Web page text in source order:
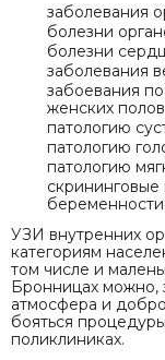
заболевания
болезни
болезни
заболевания
забоевания
женских
патологию
патологию
патологию
беременности.
УЗИ внутренних
категориям
том числе и
Бронницах можно,
атмосфера и
бояться
поликлиниках.